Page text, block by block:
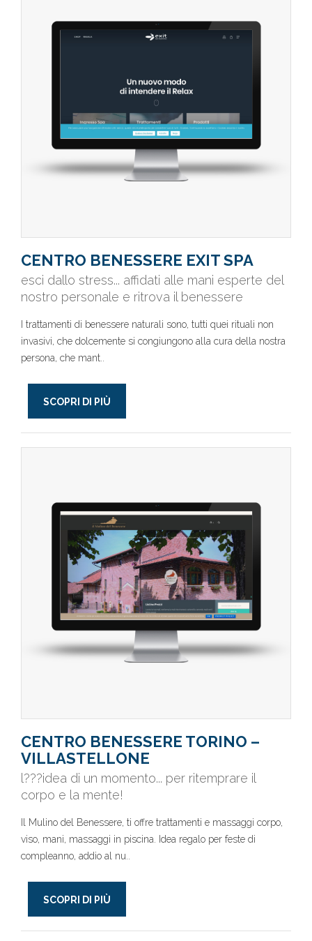
CENTRO BENESSERE EXIT SPA
esci dallo stress... affidati alle mani esperte del
nostro personale e ritrova il benessere
I trattamenti di benessere naturali sono, tutti quei rituali non
invasivi, che dolcemente si congiungono alla cura della nostra
persona, che mant..
SCOPRI DI PIÙ
CENTRO BENESSERE TORINO –
VILLASTELLONE
l???idea di un momento... per ritemprare il
corpo e la mente!
Il Mulino del Benessere, ti offre trattamenti e massaggi corpo,
viso, mani, massaggi in piscina. Idea regalo per feste di
compleanno, addio al nu..
SCOPRI DI PIÙ